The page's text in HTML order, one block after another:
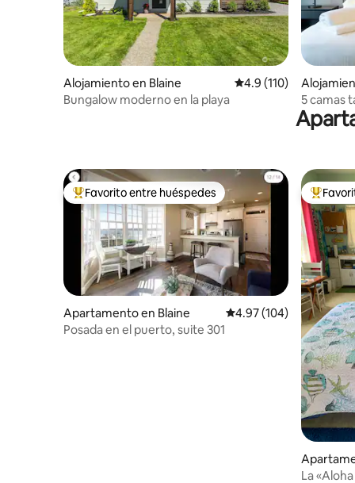
Alojamiento en Blaine Calificación
4.9 (110)
Bungalow moderno en la playa
5 camas
Mesa de
Favorito entre huéspedes preferido
Favorito entre huéspedes
Apartamento en Blaine Calificación promedio:
4.97 (104)
Posada en el puerto, suite 301
m
La